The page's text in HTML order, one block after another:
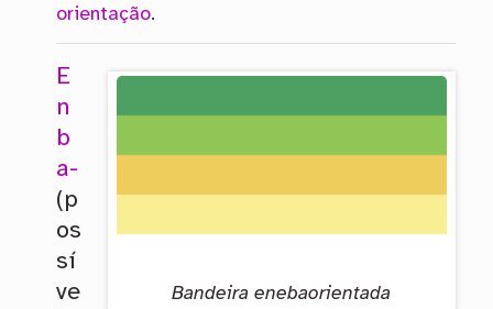
orientação.
Bandeira enebaorientada
E
n
b
a-
(p
os
sí
ve